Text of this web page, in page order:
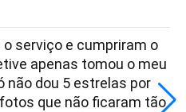
serviço e cumpriram o
apenas tomou o meu
não dou 5 estrelas por
que não ficaram tão